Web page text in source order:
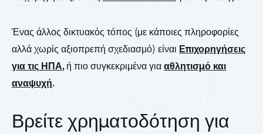
Ένας άλλος δικτυακός τόπος (με κάποιες πληροφορίες
αλλά χωρίς αξιοπρεπή σχεδιασμό) είναι Επιχορηγήσεις
για τις ΗΠΑ,ή πιο συγκεκριμένα για αθλητισμό και
αναψυχή.
Βρείτε χρηματοδότηση για